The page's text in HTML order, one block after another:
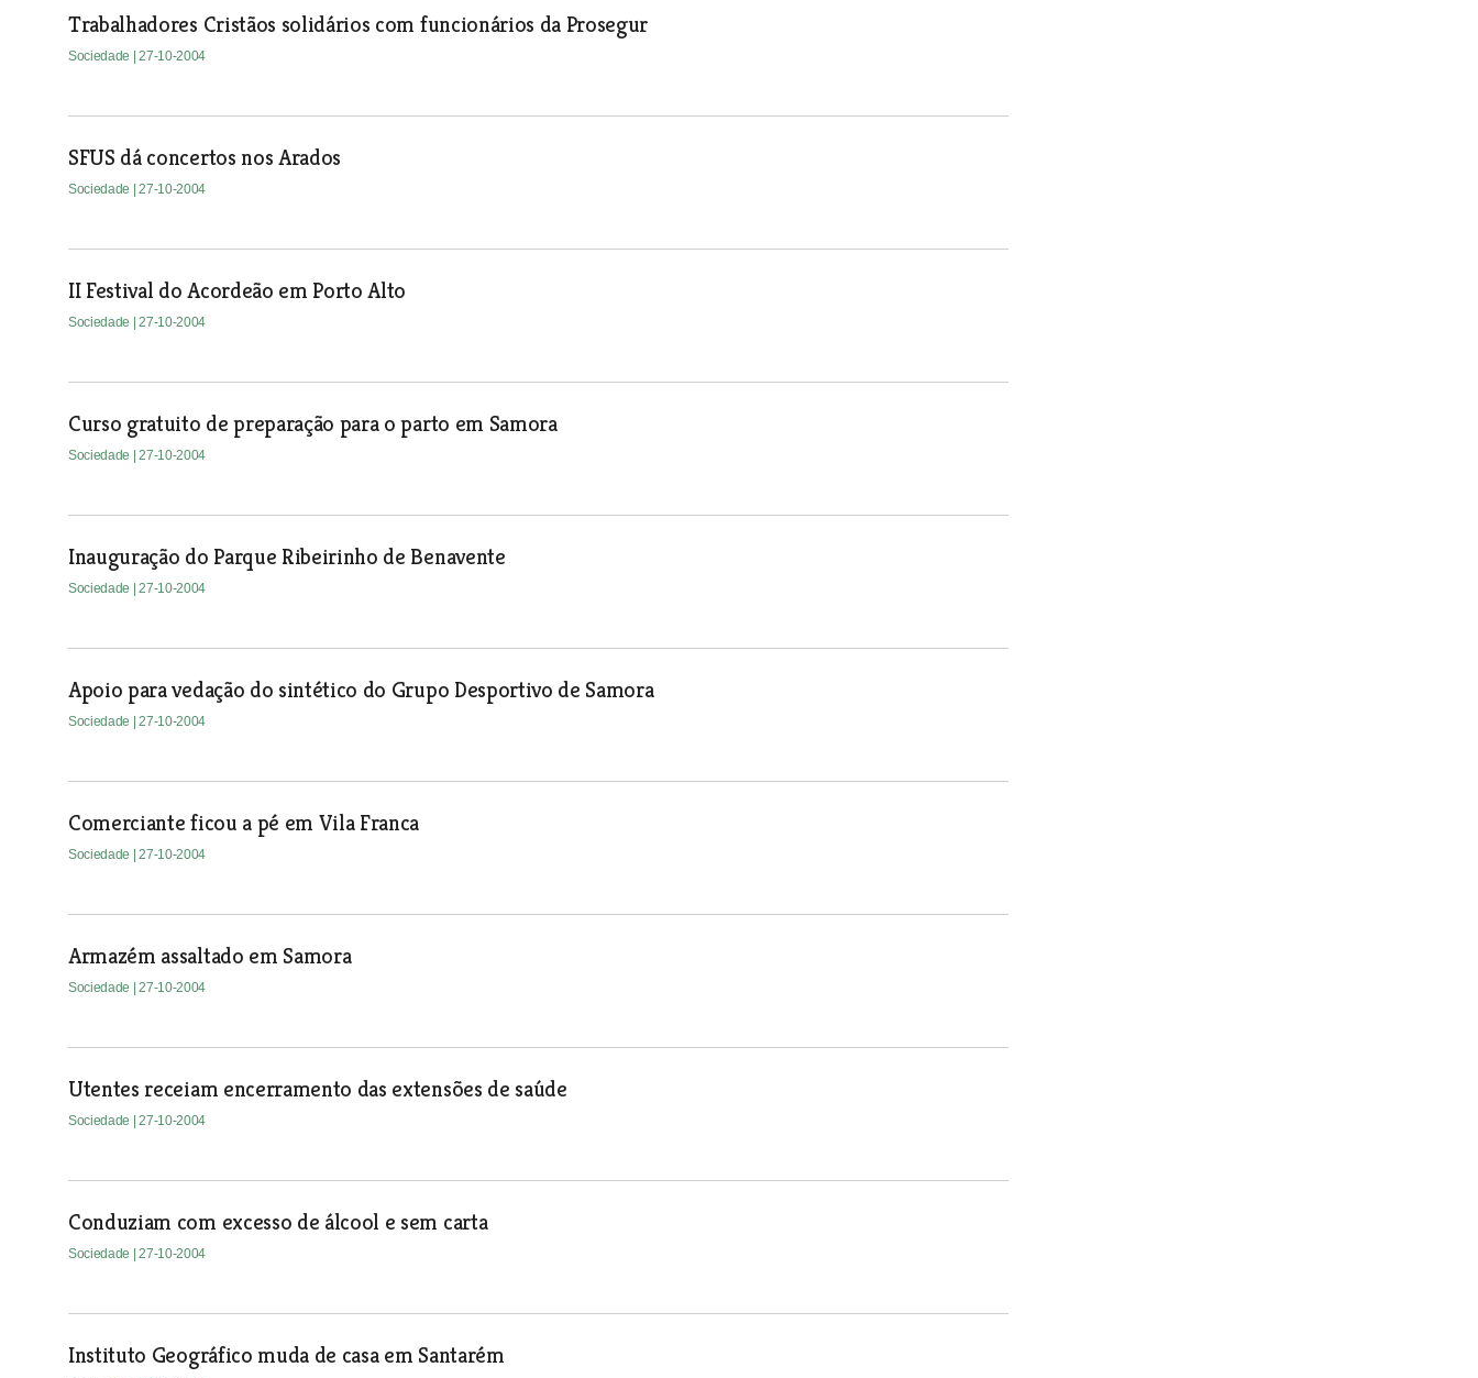
Trabalhadores Cristãos solidários com funcionários da Prosegur
Sociedade | 27-10-2004
SFUS dá concertos nos Arados
Sociedade | 27-10-2004
II Festival do Acordeão em Porto Alto
Sociedade | 27-10-2004
Curso gratuito de preparação para o parto em Samora
Sociedade | 27-10-2004
Inauguração do Parque Ribeirinho de Benavente
Sociedade | 27-10-2004
Apoio para vedação do sintético do Grupo Desportivo de Samora
Sociedade | 27-10-2004
Comerciante ficou a pé em Vila Franca
Sociedade | 27-10-2004
Armazém assaltado em Samora
Sociedade | 27-10-2004
Utentes receiam encerramento das extensões de saúde
Sociedade | 27-10-2004
Conduziam com excesso de álcool e sem carta
Sociedade | 27-10-2004
Instituto Geográfico muda de casa em Santarém